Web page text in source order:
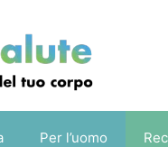
Per l’uomo